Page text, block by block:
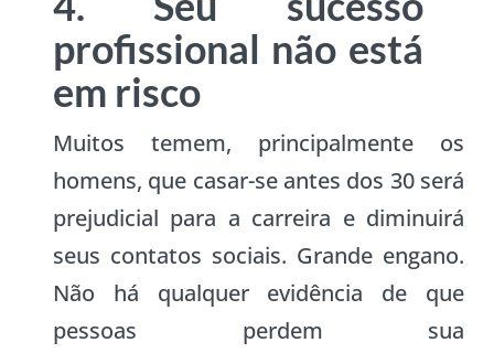
profissional não está
em risco
Muitos temem, principalmente os
homens, que casar-se antes dos 30 será
prejudicial para a carreira e diminuirá
seus contatos sociais. Grande engano.
Não há qualquer evidência de que
pessoas perdem sua